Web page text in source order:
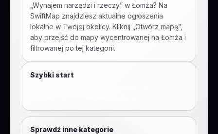
Wynajem narzędzi i rzeczy” w Łomża? Na
SwiftMap znajdziesz aktualne ogłoszenia
lokalne w Twojej okolicy. Kliknij „Otwórz mapę”,
aby przejść do mapy wycentrowanej na Łomża i
filtrowanej po tej kategorii.
Szybki start
Sprawdź inne kategorie